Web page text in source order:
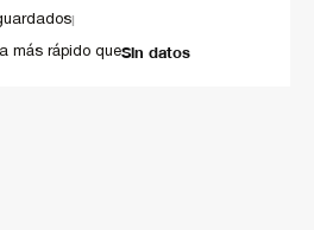
de 3.20 metros, el espacio
de libertad inigualable.
|
más rápido queSin datos